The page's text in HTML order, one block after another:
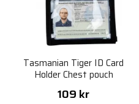
Tasmanian Tiger ID Card
Holder Chest pouch
109 kr